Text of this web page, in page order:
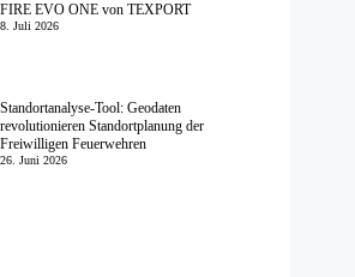
FIRE EVO ONE von TEXPORT
8. Juli 2026
Standortanalyse-Tool: Geodaten
revolutionieren Standortplanung der
Freiwilligen Feuerwehren
26. Juni 2026